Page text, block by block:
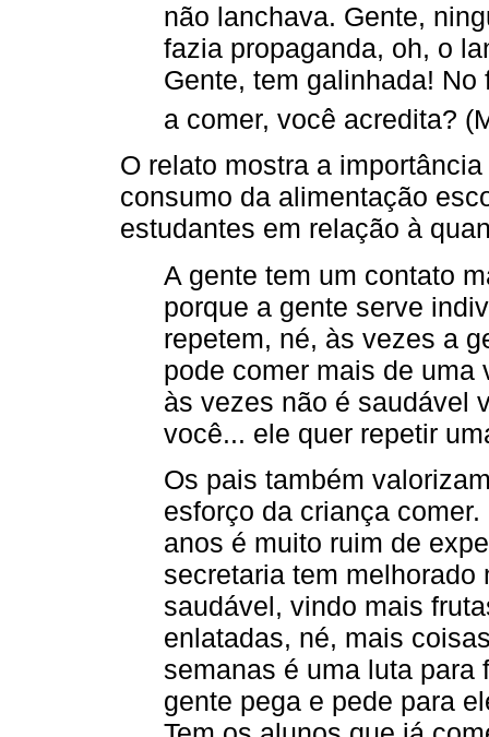
não lanchava. Gente,
fazia propaganda, oh, o
Gente, tem galinhada!
a comer, você acredita?
O relato mostra a
consumo da alimentação
estudantes em relação à
A gente tem um contato
porque a gente serve
repetem, né, às vezes a
pode comer mais de uma
às vezes não é saudável
você... ele quer repetir
Os pais também
esforço da criança
anos é muito ruim de
secretaria tem
saudável, vindo mais
enlatadas, né, mais
semanas é uma luta para
gente pega e pede para